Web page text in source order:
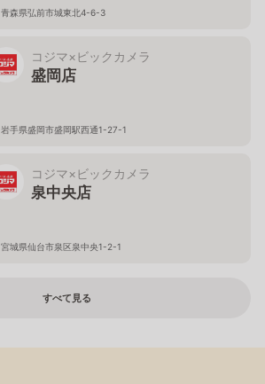
青森県弘前市城東北4-6-3
コジマ×ビックカメラ
盛岡店
岩手県盛岡市盛岡駅西通1-27-1
コジマ×ビックカメラ
泉中央店
宮城県仙台市泉区泉中央1-2-1
すべて見る